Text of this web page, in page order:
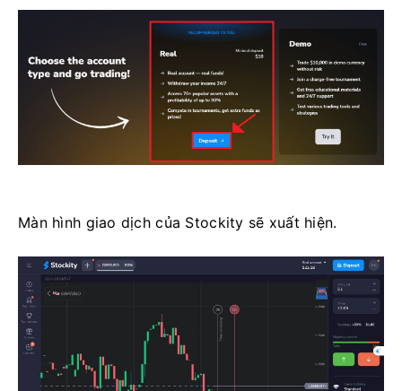
Màn hình giao dịch của Stockity sẽ xuất hiện.